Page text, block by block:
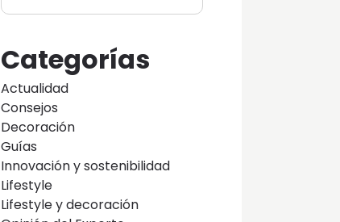
Categorías
Actualidad
Consejos
Decoración
Guías
Innovación y sostenibilidad
Lifestyle
Lifestyle y decoración